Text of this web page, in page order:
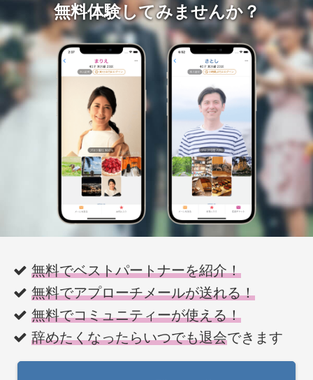
無料体験してみませんか？
無料でベストパートナーを紹介！
無料でアプローチメールが送れる！
無料でコミュニティーが使える！
辞めたくなったらいつでも退会できます